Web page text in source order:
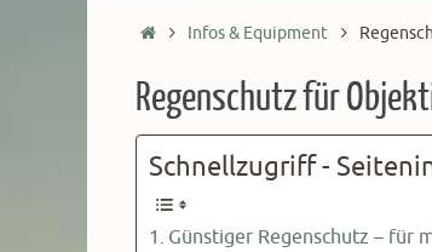
StartInfos & Equipment
Regenschutz für
Schnellzugriff -
Günstiger Regenschutz – für